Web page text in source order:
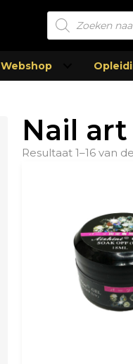
Producten
zoeken
Webshop
Nail
Resultaat 1–16 van